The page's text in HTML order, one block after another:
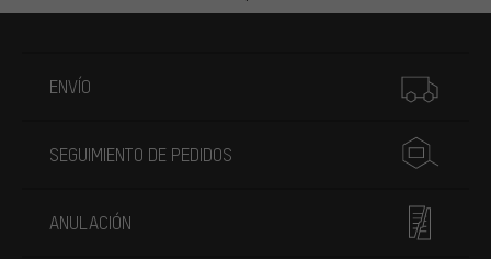
ENVÍO
SEGUIMIENTO DE PEDIDOS
ANULACIÓN